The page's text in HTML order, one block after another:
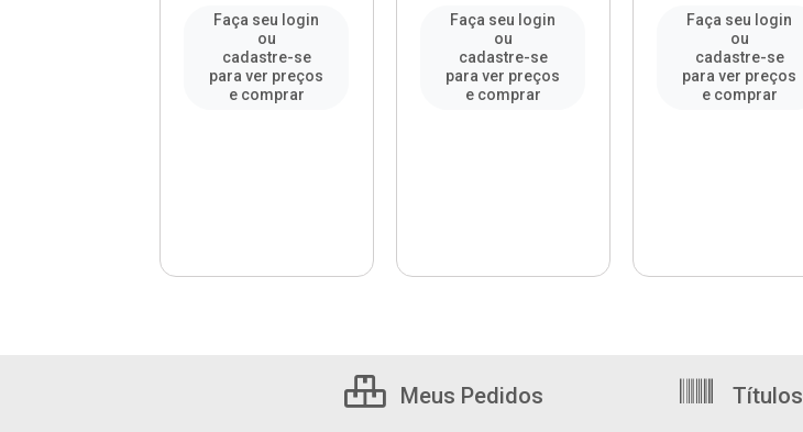
Faça seu login
ou
cadastre-se
para ver preços
e comprar
Faça seu login
ou
cadastre-se
para ver preços
e comprar
Faça seu login
ou
cadastre-se
para ver preços
e comprar
Meus Pedidos Títulos